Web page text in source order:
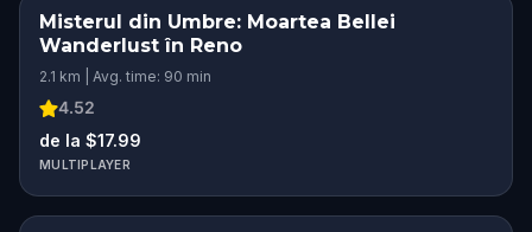
Misterul din Umbre: Moartea Bellei
Wanderlust în Reno
2.1 km | Avg. time: 90 min
4.52
de la $17.99
MULTIPLAYER